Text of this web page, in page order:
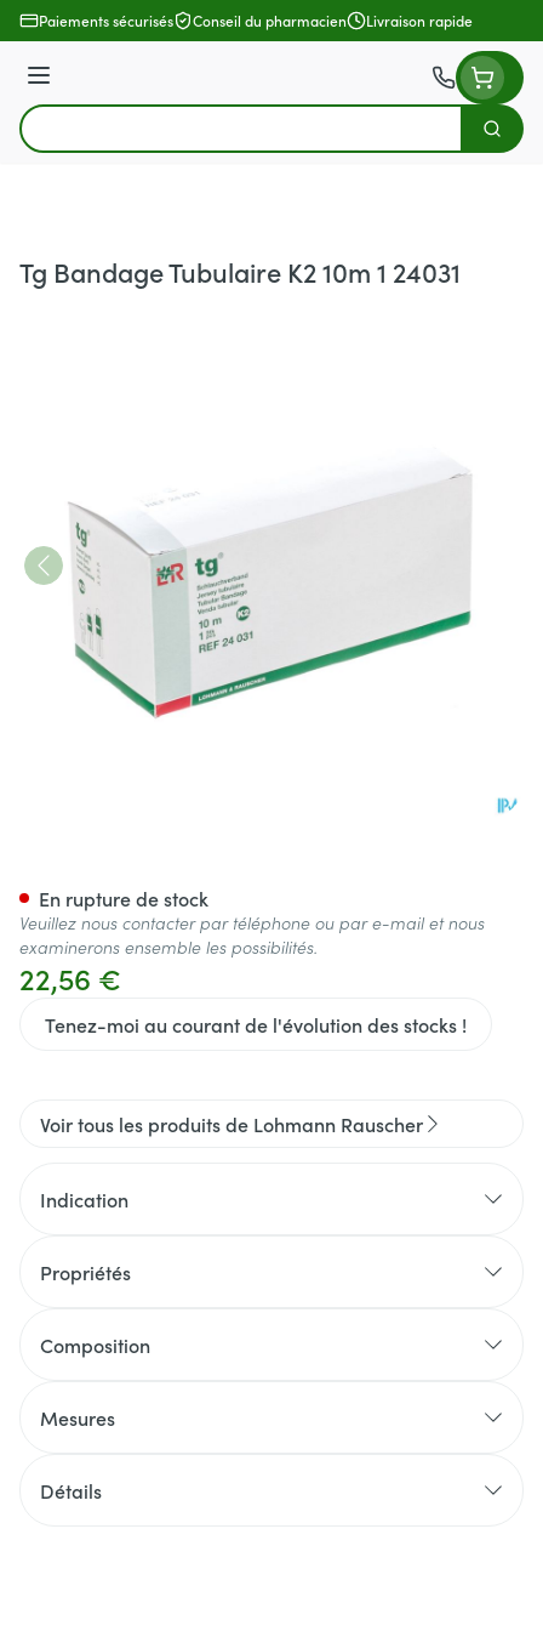
Aller au contenu
Paiements sécurisés Conseil du pharmacien Livraison rapide
Menu
Rechercher
Tg Bandage Tubulaire K2 10m 1 24031
22,56 €
Tenez-moi au courant de l'évolution des stocks !
En rupture de stock
Veuillez nous contacter par téléphone ou par e-mail et nous
examinerons ensemble les possibilités.
Voir tous les produits de Lohmann Rauscher
Indication
Propriétés
Composition
Mesures
Détails